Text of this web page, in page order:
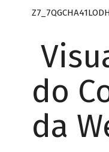
do
da